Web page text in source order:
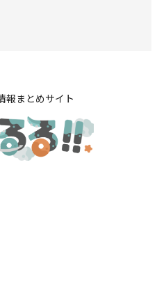
報まとめサイト